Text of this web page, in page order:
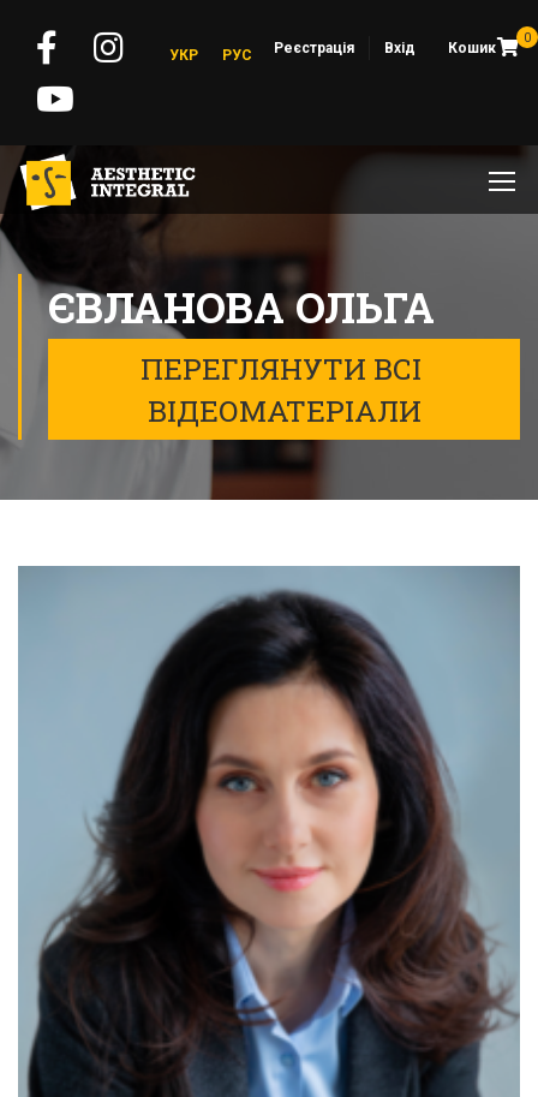
0
Реєстрація Вхід Кошик
УКР РУС
ЄВЛАНОВА ОЛЬГА
ПЕРЕГЛЯНУТИ ВСІ
ВІДЕОМАТЕРІАЛИ